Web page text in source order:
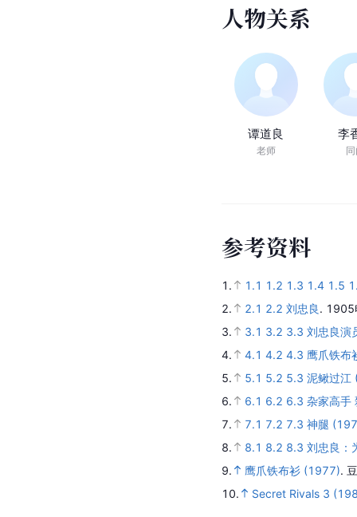
人物关系
谭道良
老师
李
参考资料
1. 1.1 1.2 1.3 1.4 1.5
2.
2.1 2.2 刘忠良.
3.
3.1 3.2 3.3 刘忠良演
4.
4.1 4.2 4.3 鹰爪铁
5.
5.1 5.2 5.3 泥鳅过江
6.
6.1 6.2 6.3 杂家高手
7.
7.1 7.2 7.3 神腿
8.
8.1 8.2 8.3 刘忠良：
9.
鹰爪铁布衫 (1977).
10.
Secret Rivals 3